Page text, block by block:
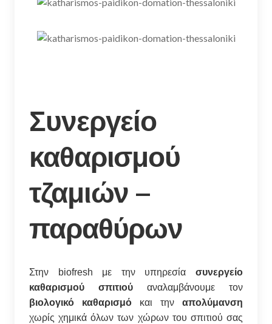
Συνεργείο
καθαρισμού
τζαμιών –
παραθύρων
Στην biofresh με την υπηρεσία συνεργείο
καθαρισμού σπιτιού αναλαμβάνουμε τον
βιολογικό καθαρισμό και την απολύμανση
χωρίς χημικά όλων των χώρων του σπιτιού σας